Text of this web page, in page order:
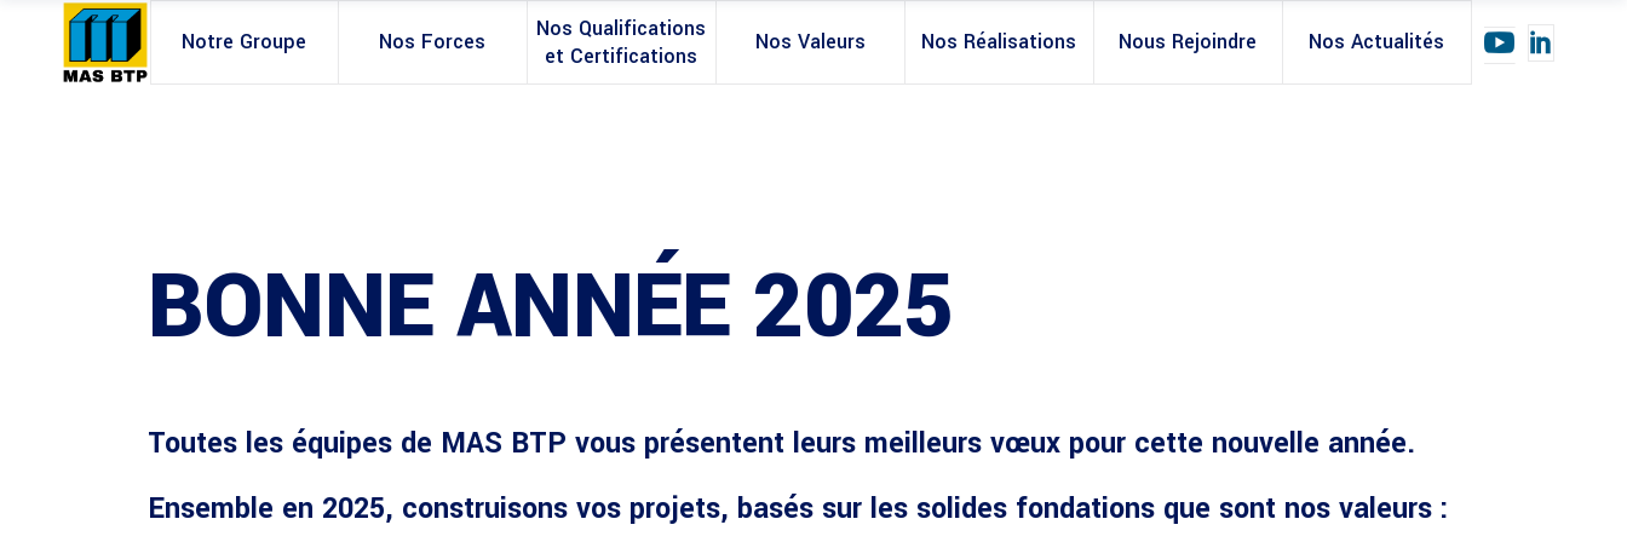
Notre Groupe Nos Forces
Nos Qualifications
et Certifications
Nos Valeurs Nos Réalisations Nous Rejoindre Nos Actualités
BONNE ANNÉE 2025
Toutes les équipes de MAS BTP vous présentent leurs meilleurs vœux pour cette nouvelle année.
Ensemble en 2025, construisons vos projets, basés sur les solides fondations que sont nos valeurs :